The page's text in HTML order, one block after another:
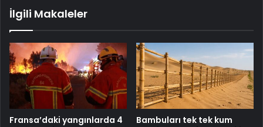
İlgili Makaleler
Fransa’daki yangınlarda 4
Bambuları tek tek kum